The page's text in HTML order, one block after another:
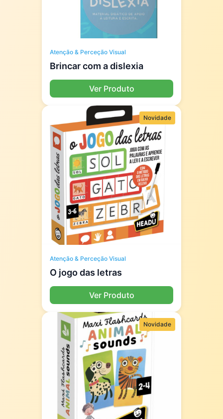
Atenção & Perceção Visual
Brincar com a dislexia
Ver Produto
Novidade
Atenção & Perceção Visual
O jogo das letras
Ver Produto
Novidade